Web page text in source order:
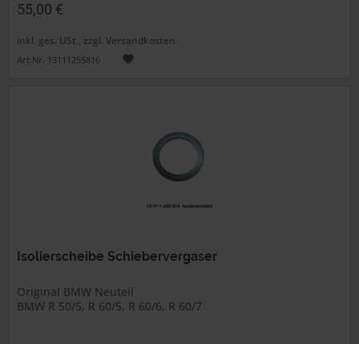
55,00 €
inkl. ges. USt., zzgl. Versandkosten
Art.Nr. 13111255816
Isolierscheibe Schiebervergaser
Original BMW Neuteil
BMW R 50/5, R 60/5, R 60/6, R 60/7